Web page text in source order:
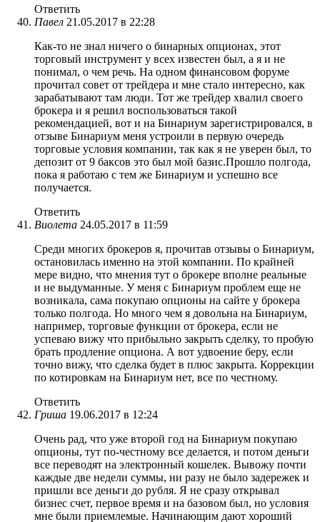
Ответить
Павел 21.05.2017 в 22:28
Как-то не знал ничего о бинарных опционах, этот
торговый инструмент у всех известен был, а я и не
понимал, о чем речь. На одном финансовом форуме
прочитал совет от трейдера и мне стало интересно, как
зарабатывают там люди. Тот же трейдер хвалил своего
брокера и я решил воспользоваться такой
рекомендацией, вот и на Бинариум зарегистрировался, в
отзыве Бинариум меня устроили в первую очередь
торговые условия компании, так как я не уверен был, то
депозит от 9 баксов это был мой базис.Прошло полгода,
пока я работаю с тем же Бинариум и успешно все
получается.
Ответить
Виолета 24.05.2017 в 11:59
Среди многих брокеров я, прочитав отзывы о Бинариум,
остановилась именно на этой компании. По крайней
мере видно, что мнения тут о брокере вполне реальные
и не выдуманные. У меня с Бинариум проблем еще не
возникала, сама покупаю опционы на сайте у брокера
только полгода. Но много чем я довольна на Бинариум,
например, торговые функции от брокера, если не
успеваю вижу что прибыльно закрыть сделку, то пробую
брать продление опциона. А вот удвоение беру, если
точно вижу, что сделка будет в плюс закрыта. Коррекции
по котировкам на Бинариум нет, все по честному.
Ответить
Гриша 19.06.2017 в 12:24
Очень рад, что уже второй год на Бинариум покупаю
опционы, тут по-честному все делается, и потом деньги
все переводят на электронный кошелек. Вывожу почти
каждые две недели суммы, ни разу не было задережек и
пришли все деньги до рубля. Я не сразу открывал
бизнес счет, первое время и на базовом был, но условия
мне были приемлемые. Начинающим дают хороший